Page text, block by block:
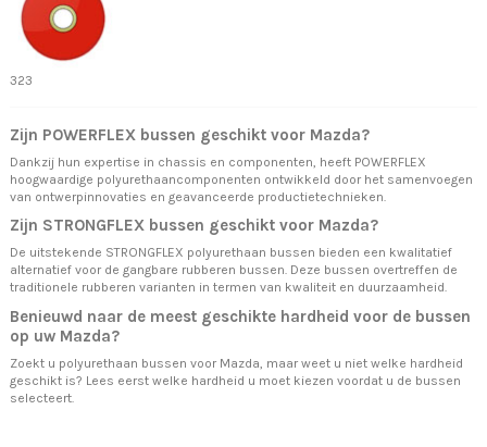
323
Zijn POWERFLEX bussen geschikt voor Mazda?
Dankzij hun expertise in chassis en componenten, heeft POWERFLEX
hoogwaardige polyurethaancomponenten ontwikkeld door het samenvoegen
van ontwerpinnovaties en geavanceerde productietechnieken.
Zijn STRONGFLEX bussen geschikt voor Mazda?
De uitstekende STRONGFLEX polyurethaan bussen bieden een kwalitatief
alternatief voor de gangbare rubberen bussen. Deze bussen overtreffen de
traditionele rubberen varianten in termen van kwaliteit en duurzaamheid.
Benieuwd naar de meest geschikte hardheid voor de bussen
op uw Mazda?
Zoekt u polyurethaan bussen voor Mazda, maar weet u niet welke hardheid
geschikt is? Lees eerst welke hardheid u moet kiezen voordat u de bussen
selecteert.